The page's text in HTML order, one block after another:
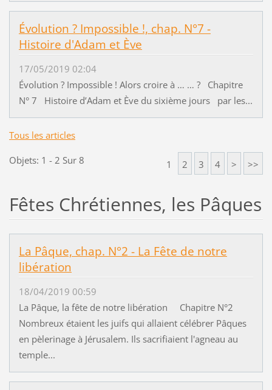
Évolution ? Impossible !, chap. N°7 -
Histoire d'Adam et Ève
17/05/2019 02:04
Évolution ? Impossible ! Alors croire à … … ? Chapitre
N° 7 Histoire d’Adam et Ève du sixième jours par les...
Tous les articles
Objets: 1 - 2 Sur 8 1 2 3 4 > >>
Fêtes Chrétiennes, les Pâques
La Pâque, chap. N°2 - La Fête de notre
libération
18/04/2019 00:59
La Pâque, la fête de notre libération Chapitre N°2
Nombreux étaient les juifs qui allaient célébrer Pâques
en pèlerinage à Jérusalem. Ils sacrifiaient l'agneau au
temple...